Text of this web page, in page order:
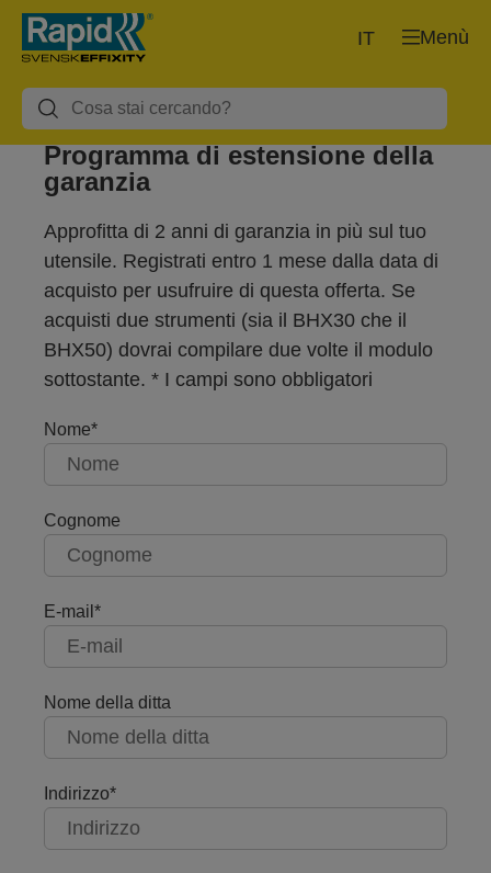
Menù
IT
Programma di estensione della
garanzia
Approfitta di 2 anni di garanzia in più sul tuo
utensile. Registrati entro 1 mese dalla data di
acquisto per usufruire di questa offerta. Se
acquisti due strumenti (sia il BHX30 che il
BHX50) dovrai compilare due volte il modulo
sottostante. * I campi sono obbligatori
Nome
Cognome
E-mail
Nome della ditta
Indirizzo